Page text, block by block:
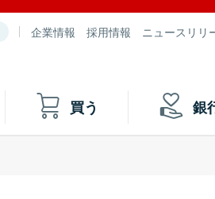
企業情報 採用情報 ニュースリリ
買う 銀